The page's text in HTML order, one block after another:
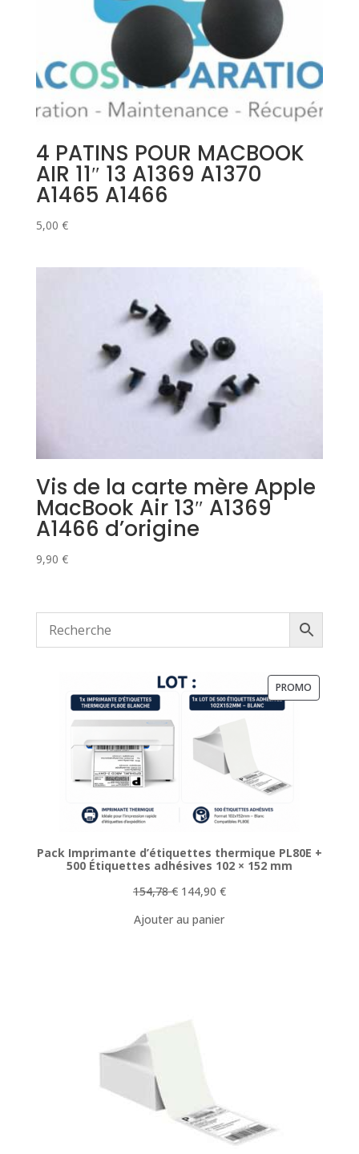
4 PATINS POUR MACBOOK
AIR 11″ 13 A1369 A1370
A1465 A1466
5,00 €
Vis de la carte mère Apple
MacBook Air 13″ A1369
A1466 d’origine
9,90 €
PROMO
Pack Imprimante d’étiquettes thermique PL80E +
500 Étiquettes adhésives 102 × 152 mm
154,78€ Le
initial
144,90 €Le
Ajouter au panier